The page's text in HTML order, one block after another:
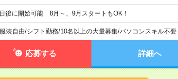
後に開始可能 8月～、9月スタートもOK！
装自由/シフト勤務/10名以上の大量募集/パソコンスキル不要
応募する 詳細へ